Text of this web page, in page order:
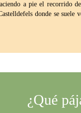
a pie el recorrido
donde se
¿Qué